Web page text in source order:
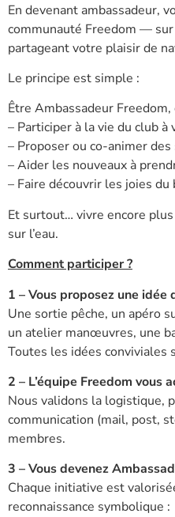
En devenant ambassadeur,
communauté Freedom —
partageant votre plaisir de
Le principe est simple :
Être Ambassadeur Freedom,
– Participer à la vie du club
– Proposer ou co-animer
– Aider les nouveaux à
– Faire découvrir les joies
Et surtout… vivre encore
sur l’eau.
Comment participer ?
1 – Vous proposez une idée
Une sortie pêche, un apéro
un atelier manœuvres, une
Toutes les idées conviviales
2 – L’équipe Freedom vous
Nous validons la logistique,
communication (mail, post,
membres.
3 – Vous devenez
Chaque initiative est
reconnaissance symbolique :